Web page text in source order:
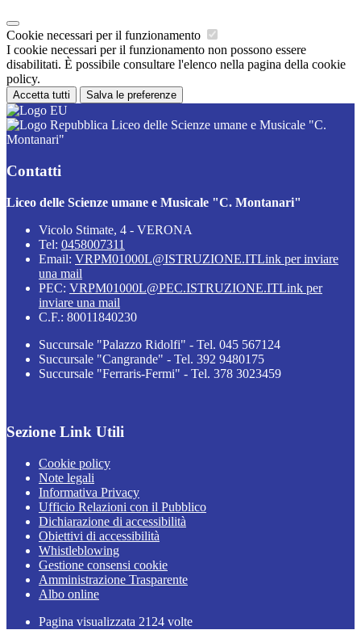
Cookie necessari per il funzionamento
I cookie necessari per il funzionamento non possono essere
disabilitati. È possibile consultare l'elenco nella pagina della cookie
policy.
Accetta tutti Salva le preferenze
Liceo delle Scienze umane e Musicale "C.
Montanari"
Contatti
Liceo delle Scienze umane e Musicale "C. Montanari"
Vicolo Stimate, 4 - VERONA
Tel: 0458007311
Email: VRPM01000L@ISTRUZIONE.ITLink per inviare
una mail
PEC: VRPM01000L@PEC.ISTRUZIONE.ITLink per
inviare una mail
C.F.: 80011840230
Succursale "Palazzo Ridolfi" - Tel. 045 567124
Succursale "Cangrande" - Tel. 392 9480175
Succursale "Ferraris-Fermi" - Tel. 378 3023459
Sezione Link Utili
Cookie policy
Note legali
Informativa Privacy
Ufficio Relazioni con il Pubblico
Dichiarazione di accessibilità
Obiettivi di accessibilità
Whistleblowing
Gestione consensi cookie
Amministrazione Trasparente
Albo online
Pagina visualizzata 2124 volte